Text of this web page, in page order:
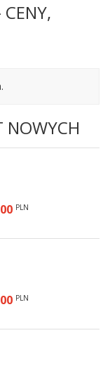
NOWYCH
PLN
PLN